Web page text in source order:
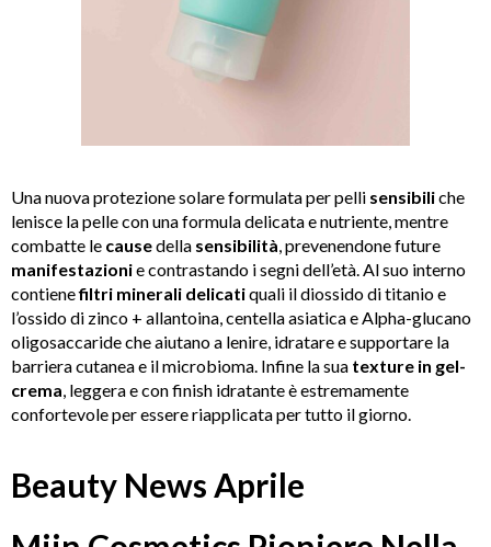
Una nuova protezione solare formulata per pelli sensibiliche
lenisce la pelle con una formula delicata e nutriente, mentre
combatte le causedella sensibilità, prevenendone future
manifestazionie contrastando i segni dell’età.Al suo interno
contienefiltri minerali delicatiquali il diossido di titanio e
l’ossido di zinco + allantoina, centella asiaticae Alpha-glucano
oligosaccarideche aiutano a lenire, idratare e supportare la
barriera cutanea e il microbioma. Infine la sua texture in gel-
crema, leggera e con finish idratante è estremamente
confortevole per essere riapplicata per tutto il giorno.
Beauty News Aprile